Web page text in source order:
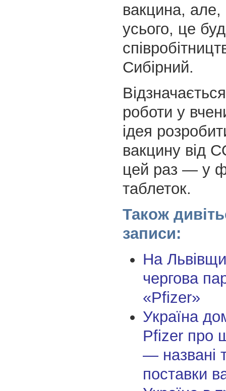
вакцина, але,
усього, це
Сибірний.
роботи у
ідея
вакцину від
цей раз — у
таблеток.
Також
записи:
На
чергова
«Pfizer»
Україна
Pfizer про
— названі
поставки